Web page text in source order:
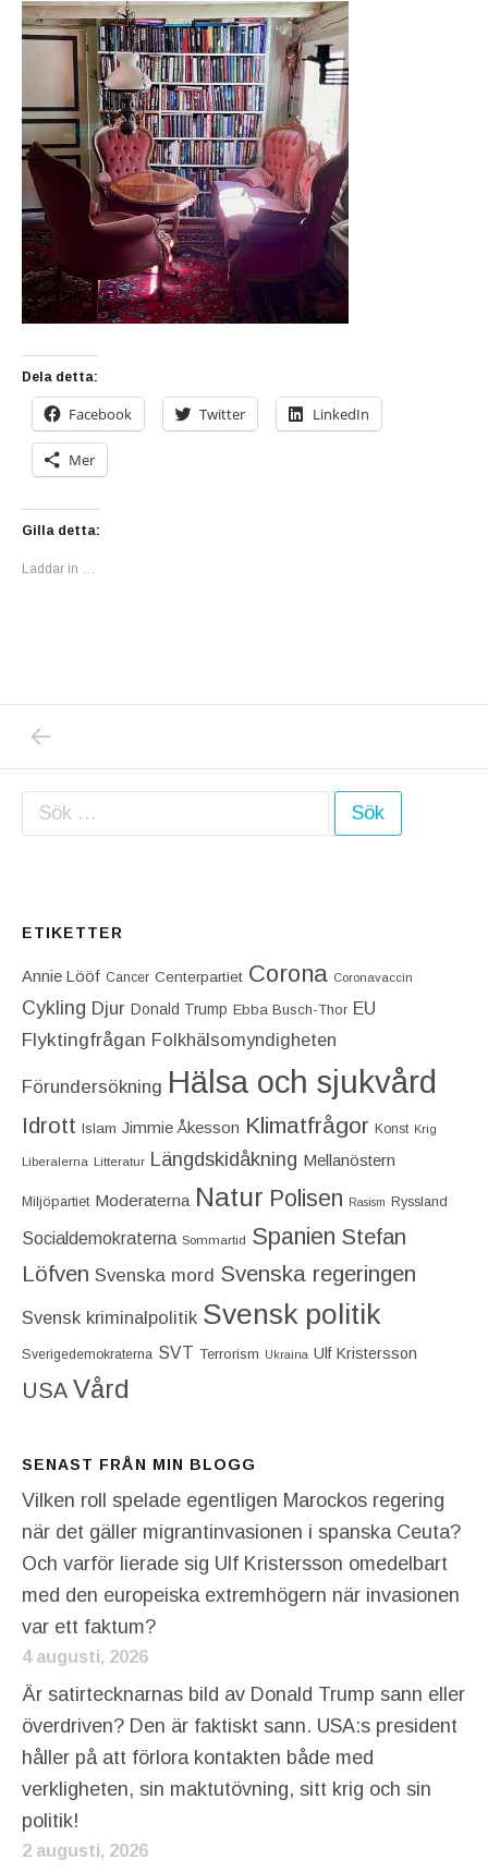
Dela detta:
Facebook Twitter LinkedIn
Mer
Gilla detta:
Laddar in …
Inläggsnavigering
Sök efter:
ETIKETTER
Annie Lööf Cancer Centerpartiet‎ Corona Coronavaccin
Cykling Djur Donald Trump Ebba Busch-Thor EU
Flyktingfrågan Folkhälsomyndigheten
Förundersökning Hälsa och sjukvård
Idrott Islam Jimmie Åkesson Klimatfrågor Konst Krig
Liberalerna Litteratur Längdskidåkning Mellanöstern
Miljöpartiet Moderaterna Natur Polisen Rasism Ryssland
Socialdemokraterna Sommartid Spanien Stefan
Löfven Svenska mord Svenska regeringen
Svensk kriminalpolitik Svensk politik
Sverigedemokraterna SVT Terrorism Ukraina Ulf Kristersson
USA Vård
SENAST FRÅN MIN BLOGG
Vilken roll spelade egentligen Marockos regering
när det gäller migrantinvasionen i spanska Ceuta?
Och varför lierade sig Ulf Kristersson omedelbart
med den europeiska extremhögern när invasionen
var ett faktum?
4 augusti, 2026
Är satirtecknarnas bild av Donald Trump sann eller
överdriven? Den är faktiskt sann. USA:s president
håller på att förlora kontakten både med
verkligheten, sin maktutövning, sitt krig och sin
politik!
2 augusti, 2026